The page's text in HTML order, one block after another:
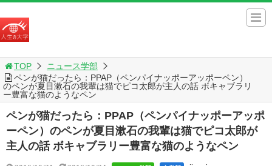
TOP
ニュース学部
ペンが猫だったら：PPAP（ペンパイナッポーアッポーペン）
のペンが夏目漱石の我輩は猫でピコ太郎が主人の話 ボキャブラリ
ー豊富な猫のようなペン
ペンが猫だったら：PPAP（ペンパイナッポーアッポ
ーペン）のペンが夏目漱石の我輩は猫でピコ太郎が
主人の話 ボキャブラリー豊富な猫のようなペン